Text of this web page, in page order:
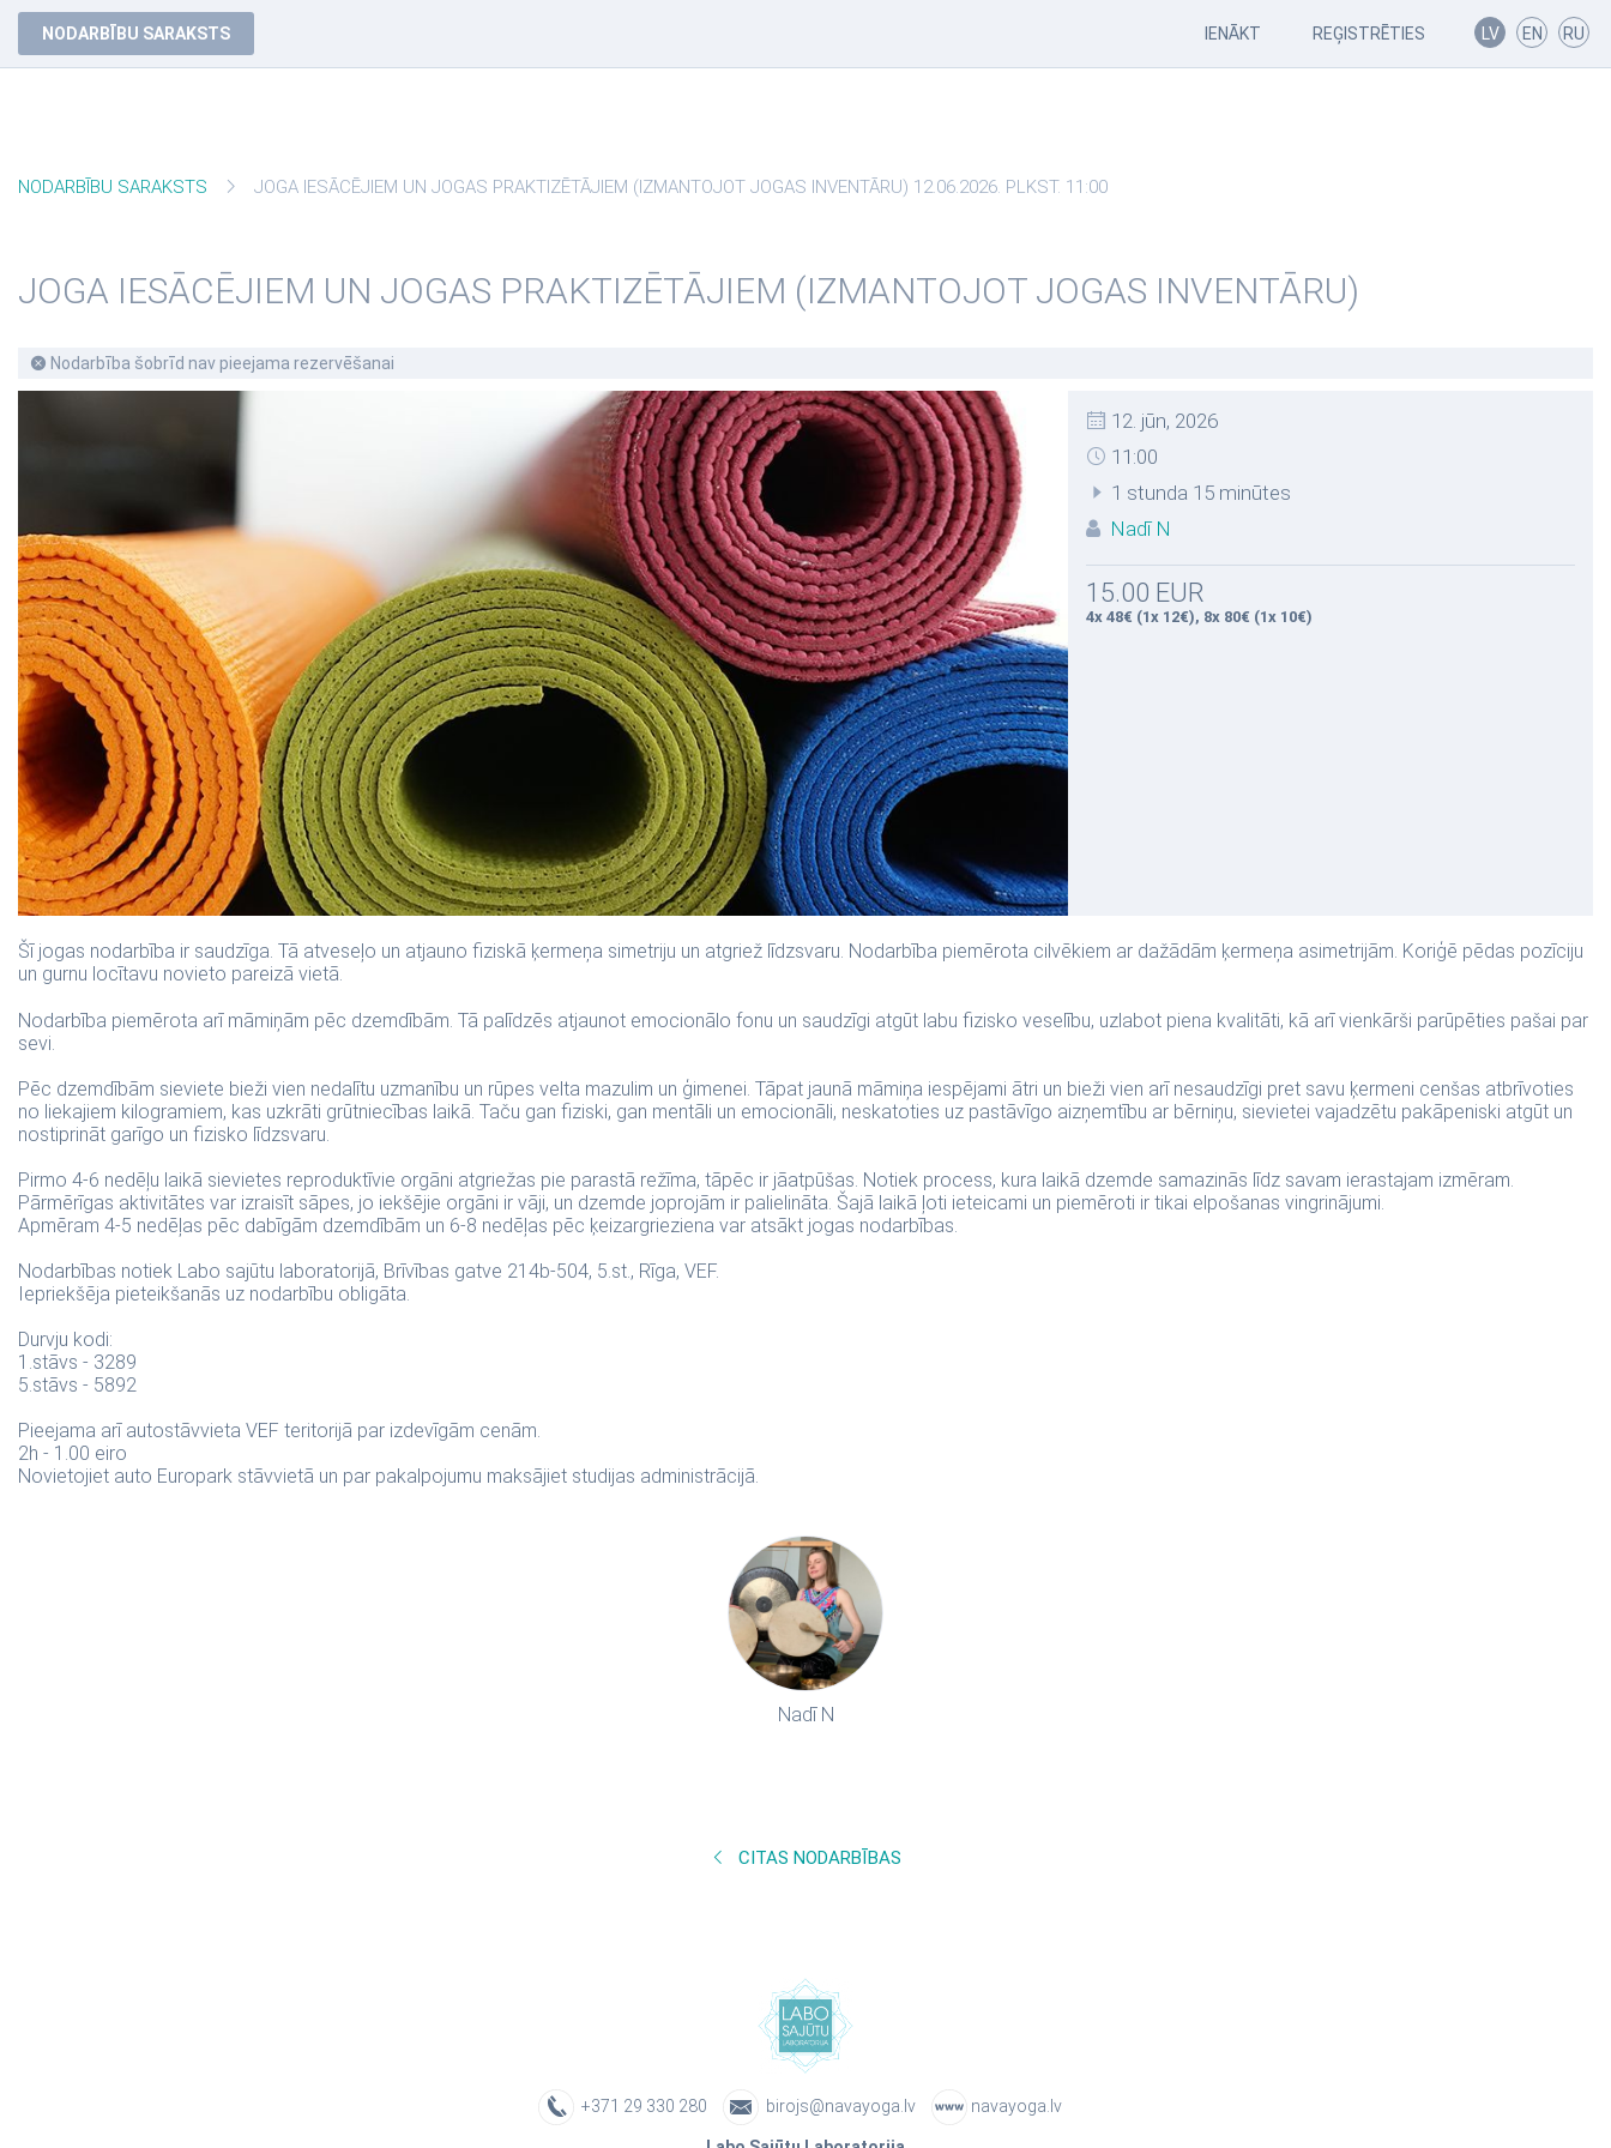
NODARBĪBU SARAKSTS IENĀKT REĢISTRĒTIES LV EN RU
NODARBĪBU SARAKSTS JOGA IESĀCĒJIEM UN JOGAS PRAKTIZĒTĀJIEM (IZMANTOJOT JOGAS INVENTĀRU) 12.06.2026. PLKST. 11:00
JOGA IESĀCĒJIEM UN JOGAS PRAKTIZĒTĀJIEM (IZMANTOJOT JOGAS INVENTĀRU)
Nodarbība šobrīd nav pieejama rezervēšanai
12. jūn, 2026
11:00
1 stunda 15 minūtes
Nadī N
15.00 EUR
4x 48€ (1x 12€), 8x 80€ (1x 10€)
Šī jogas nodarbība ir saudzīga. Tā atveseļo un atjauno fiziskā ķermeņa simetriju un atgriež līdzsvaru. Nodarbība piemērota cilvēkiem ar dažādām ķermeņa asimetrijām. Koriģē pēdas pozīciju
un gurnu locītavu novieto pareizā vietā.
Nodarbība piemērota arī māmiņām pēc dzemdībām. Tā palīdzēs atjaunot emocionālo fonu un saudzīgi atgūt labu fizisko veselību, uzlabot piena kvalitāti, kā arī vienkārši parūpēties pašai par
sevi.
Pēc dzemdībām sieviete bieži vien nedalītu uzmanību un rūpes velta mazulim un ģimenei. Tāpat jaunā māmiņa iespējami ātri un bieži vien arī nesaudzīgi pret savu ķermeni cenšas atbrīvoties
no liekajiem kilogramiem, kas uzkrāti grūtniecības laikā. Taču gan fiziski, gan mentāli un emocionāli, neskatoties uz pastāvīgo aizņemtību ar bērniņu, sievietei vajadzētu pakāpeniski atgūt un
nostiprināt garīgo un fizisko līdzsvaru.
Pirmo 4-6 nedēļu laikā sievietes reproduktīvie orgāni atgriežas pie parastā režīma, tāpēc ir jāatpūšas. Notiek process, kura laikā dzemde samazinās līdz savam ierastajam izmēram.
Pārmērīgas aktivitātes var izraisīt sāpes, jo iekšējie orgāni ir vāji, un dzemde joprojām ir palielināta. Šajā laikā ļoti ieteicami un piemēroti ir tikai elpošanas vingrinājumi.
Apmēram 4-5 nedēļas pēc dabīgām dzemdībām un 6-8 nedēļas pēc ķeizargrieziena var atsākt jogas nodarbības.
Nodarbības notiek Labo sajūtu laboratorijā, Brīvības gatve 214b-504, 5.st., Rīga, VEF.
Iepriekšēja pieteikšanās uz nodarbību obligāta.
Durvju kodi:
1.stāvs - 3289
5.stāvs - 5892
Pieejama arī autostāvvieta VEF teritorijā par izdevīgām cenām.
2h - 1.00 eiro
Novietojiet auto Europark stāvvietā un par pakalpojumu maksājiet studijas administrācijā.
Nadī N
CITAS NODARBĪBAS
+371 29 330 280 birojs@navayoga.lv navayoga.lv